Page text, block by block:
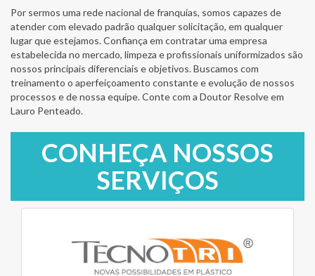
Por sermos uma rede nacional de franquias, somos capazes de
atender com elevado padrão qualquer solicitação, em qualquer
lugar que estejamos. Confiança em contratar uma empresa
estabelecida no mercado, limpeza e profissionais uniformizados são
nossos principais diferenciais e objetivos. Buscamos com
treinamento o aperfeiçoamento constante e evolução de nossos
processos e de nossa equipe. Conte com a Doutor Resolve em
Lauro Penteado.
CONHEÇA NOSSOS
SERVIÇOS